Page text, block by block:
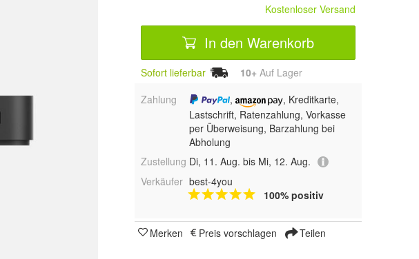
Kostenloser Versand
In den Warenkorb
Sofort lieferbar 10+ Auf Lager
Zahlung
,
, Kreditkarte,
Lastschrift, Ratenzahlung, Vorkasse
per Überweisung, Barzahlung bei
Abholung
Zustellung Di, 11. Aug. bis Mi, 12. Aug.
Verkäufer best-4you
100% positiv
Merken Preis vorschlagen Teilen